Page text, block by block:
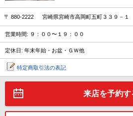
〒 880-2222 宮崎県宮崎市高岡町五町３３９－１
営業時間: ９：００〜１９：００
定休日: 年末年始・お盆・ＧＷ他
特定商取引法の表記
来店を予約す